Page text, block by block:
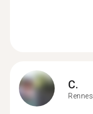
C.
Rennes